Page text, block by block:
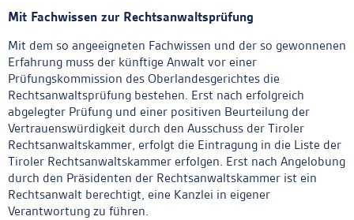
Mit Fachwissen zur Rechtsanwaltsprüfung
Mit dem so angeeigneten Fachwissen und der so gewonnenen
Erfahrung muss der künftige Anwalt vor einer
Prüfungskommission des Oberlandesgerichtes die
Rechtsanwaltsprüfung bestehen. Erst nach erfolgreich
abgelegter Prüfung und einer positiven Beurteilung der
Vertrauenswürdigkeit durch den Ausschuss der Tiroler
Rechtsanwaltskammer, erfolgt die Eintragung in die Liste der
Tiroler Rechtsanwaltskammer erfolgen. Erst nach Angelobung
durch den Präsidenten der Rechtsanwaltskammer ist ein
Rechtsanwalt berechtigt, eine Kanzlei in eigener
Verantwortung zu führen.